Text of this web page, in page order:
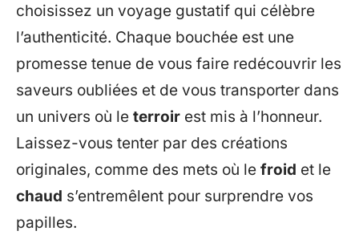
choisissez un voyage gustatif qui célèbre
l’authenticité. Chaque bouchée est une
promesse tenue de vous faire redécouvrir les
saveurs oubliées et de vous transporter dans
un univers où le terroir est mis à l’honneur.
Laissez-vous tenter par des créations
originales, comme des mets où le froid et le
chaud s’entremêlent pour surprendre vos
papilles.